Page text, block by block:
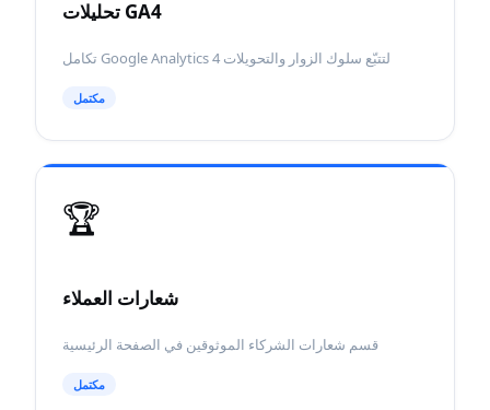
تحليلات GA4
تكامل Google Analytics 4 لتتبّع سلوك الزوار والتحويلات
مكتمل
🏆
شعارات العملاء
قسم شعارات الشركاء الموثوقين في الصفحة الرئيسية
مكتمل